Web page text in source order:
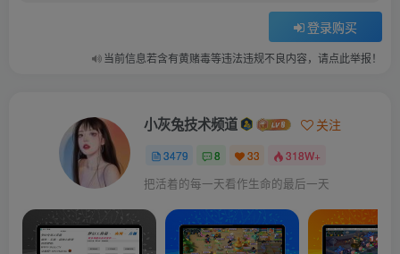
登录购买
当前信息若含有黄赌毒等违法违规不良内容，请点此举报！
小灰兔技术频道 关注
3479 8 33 318W+
把活着的每一天看作生命的最后一天